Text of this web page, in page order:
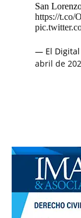
San
https://t.co/
— El Digital
abril de